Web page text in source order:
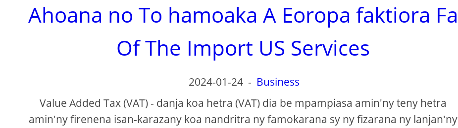
Ahoana no To hamoaka A Eoropa faktiora Fa
Of The Import US Services
2024-01-24 - Business
Value Added Tax (VAT) - danja koa hetra (VAT) dia be mpampiasa amin'ny teny hetra
amin'ny firenena isan-karazany koa nandritra ny famokarana sy ny fizarana ny lanjan'ny